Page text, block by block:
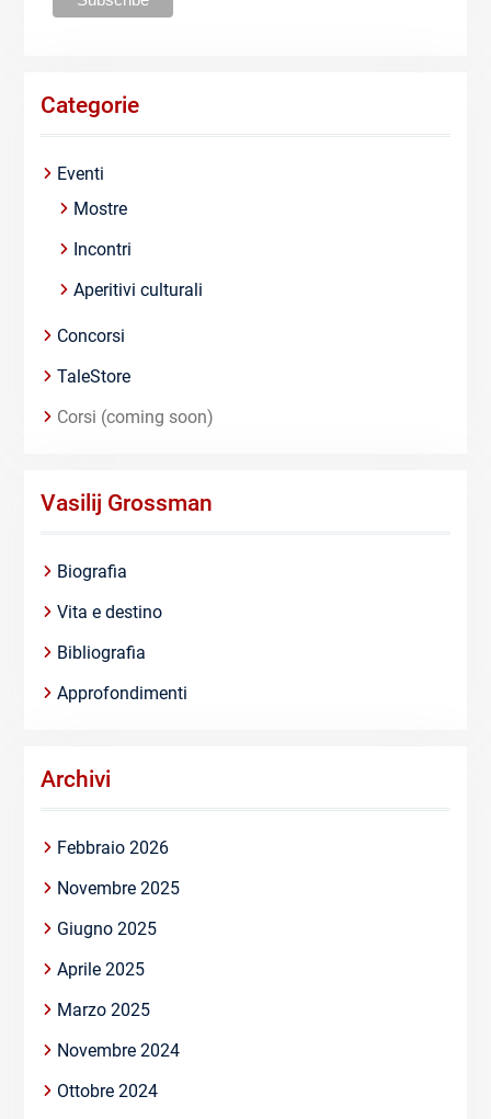
Categorie
Eventi
Mostre
Incontri
Aperitivi culturali
Concorsi
TaleStore
Corsi (coming soon)
Vasilij Grossman
Biografia
Vita e destino
Bibliografia
Approfondimenti
Archivi
Febbraio 2026
Novembre 2025
Giugno 2025
Aprile 2025
Marzo 2025
Novembre 2024
Ottobre 2024